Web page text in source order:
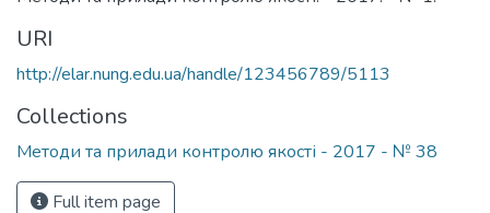
URI
http://elar.nung.edu.ua/handle/123456789/5113
Collections
Методи та прилади контролю якості - 2017 - № 38
Full item page